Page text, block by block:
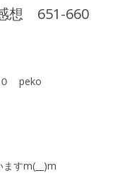
想 651-660
０ peko
すm(__)m